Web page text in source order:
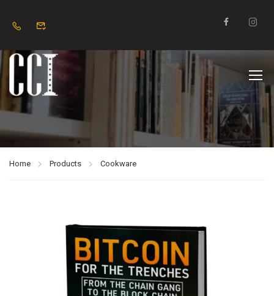
Home Products Cookware